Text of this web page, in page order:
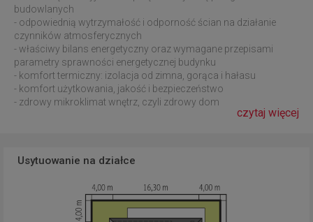
budowlanych
- odpowiednią wytrzymałość i odporność ścian na działanie
czynników atmosferycznych
- właściwy bilans energetyczny oraz wymagane przepisami
parametry sprawności energetycznej budynku
- komfort termiczny: izolacja od zimna, gorąca i hałasu
- komfort użytkowania, jakość i bezpieczeństwo
- zdrowy mikroklimat wnętrz, czyli zdrowy dom
czytaj więcej
Usytuowanie na działce